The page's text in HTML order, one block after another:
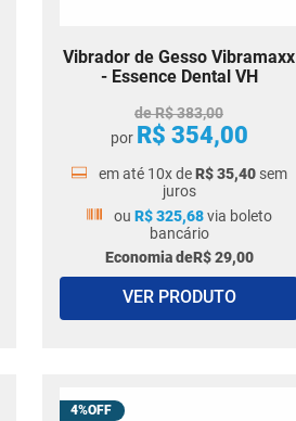
Vibrador de Gesso Vibramaxx
- Essence Dental VH
deR$383,00
por R$ 354,00
em até 10x deR$35,40 sem
juros
ou R$325,68via boleto
bancário
Economia deR$ 29,00
VER PRODUTO
4%